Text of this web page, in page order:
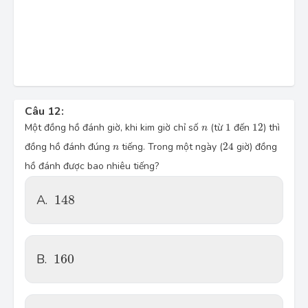
Câu 12:
Một đồng hồ đánh giờ, khi kim giờ chỉ số n
n (từ 1
1 đến 12
12) thì
đồng hồ đánh đúng n
n tiếng. Trong một ngày (24
24 giờ) đồng
hồ đánh được bao nhiêu tiếng?
A. 148
148
B. 160
160